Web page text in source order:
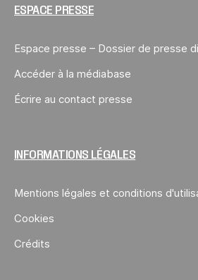
ESPACE PRESSE
Espace presse – Dossier de presse
Accéder à la médiabase
Écrire au contact presse
INFORMATIONS LÉGALES
Mentions légales et conditions
Cookies
Crédits